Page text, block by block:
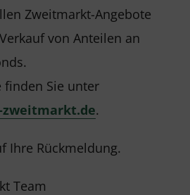
Zweitmarkt-Angebote
von Anteilen an
finden Sie unter
.
Ihre Rückmeldung.
Team